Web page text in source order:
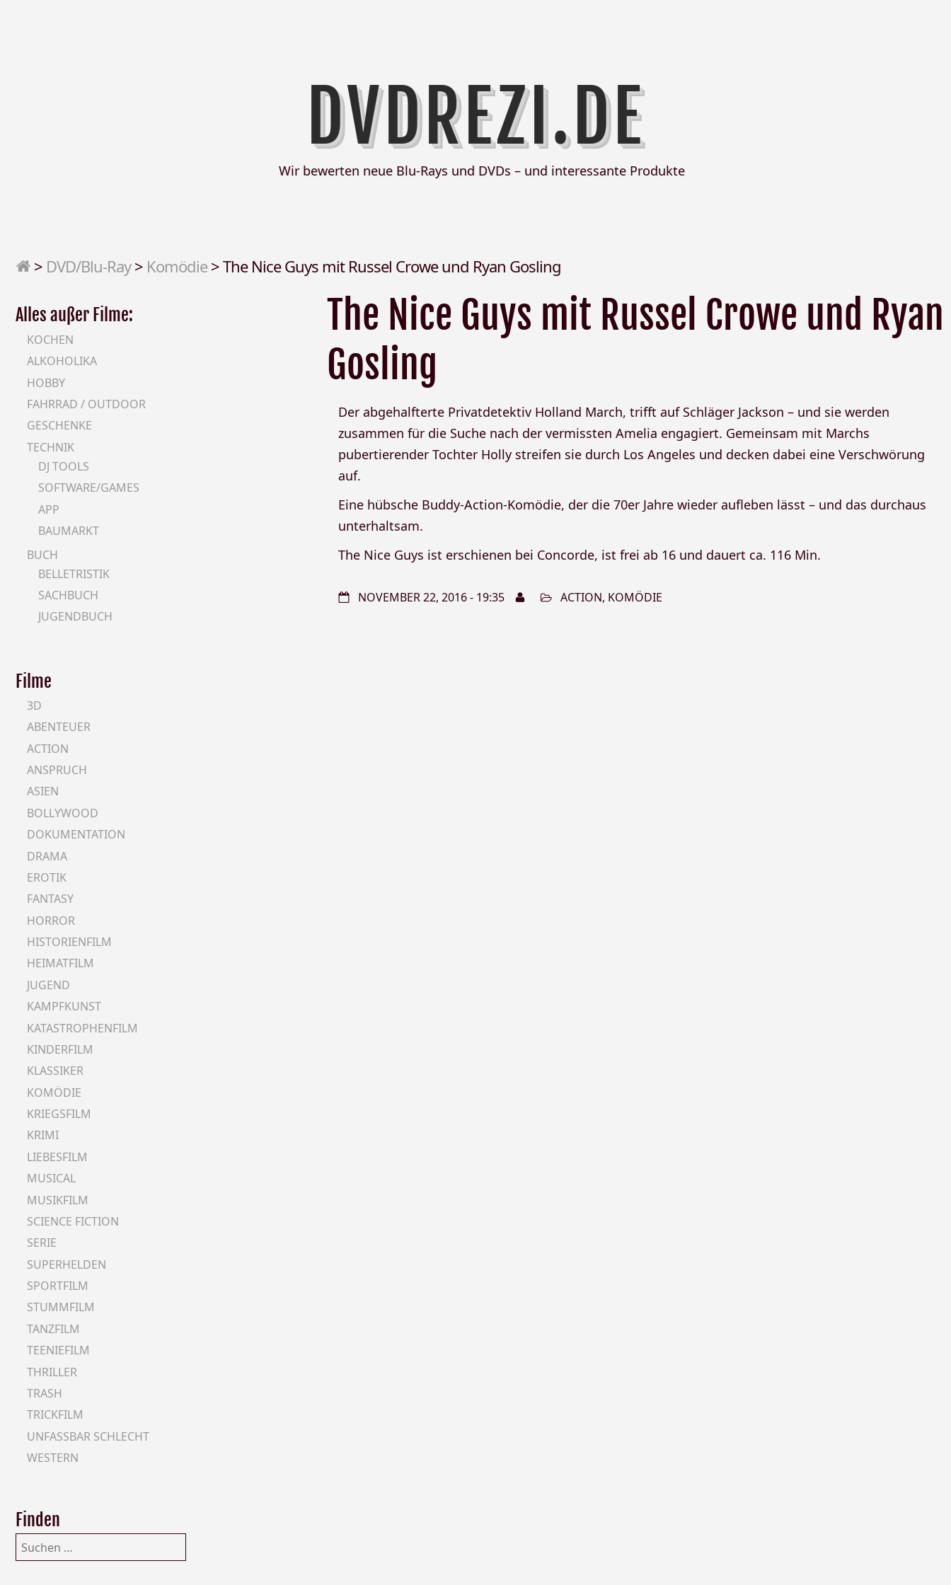
DVDREZI.DE
Wir bewerten neue Blu-Rays und DVDs – und interessante Produkte
> DVD/Blu-Ray> Komödie>The Nice Guys mit Russel Crowe und Ryan Gosling
The Nice Guys mit Russel Crowe und Ryan
Gosling
Der abgehalfterte Privatdetektiv Holland March, trifft auf Schläger Jackson – und sie werden
zusammen für die Suche nach der vermissten Amelia engagiert. Gemeinsam mit Marchs
pubertierender Tochter Holly streifen sie durch Los Angeles und decken dabei eine Verschwörung
auf.
Eine hübsche Buddy-Action-Komödie, der die 70er Jahre wieder aufleben lässt – und das durchaus
unterhaltsam.
The Nice Guys ist erschienen bei Concorde, ist frei ab 16 und dauert ca. 116 Min.
NOVEMBER 22, 2016 - 19:35 ACTION, KOMÖDIE
Alles außer Filme:
KOCHEN
ALKOHOLIKA
HOBBY
FAHRRAD / OUTDOOR
GESCHENKE
TECHNIK
DJ TOOLS
SOFTWARE/GAMES
APP
BAUMARKT
BUCH
BELLETRISTIK
SACHBUCH
JUGENDBUCH
Filme
3D
ABENTEUER
ACTION
ANSPRUCH
ASIEN
BOLLYWOOD
DOKUMENTATION
DRAMA
EROTIK
FANTASY
HORROR
HISTORIENFILM
HEIMATFILM
JUGEND
KAMPFKUNST
KATASTROPHENFILM
KINDERFILM
KLASSIKER
KOMÖDIE
KRIEGSFILM
KRIMI
LIEBESFILM
MUSICAL
MUSIKFILM
SCIENCE FICTION
SERIE
SUPERHELDEN
SPORTFILM
STUMMFILM
TANZFILM
TEENIEFILM
THRILLER
TRASH
TRICKFILM
UNFASSBAR SCHLECHT
WESTERN
Finden
Suchen
nach: